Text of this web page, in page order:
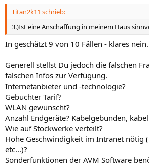
Titan2k11 schrieb:
3.)Ist eine Anschaffung in meinem Haus
In geschätzt 9 von 10 Fällen - klares nein.
Generell stellst Du jedoch die falschen
falschen Infos zur Verfügung.
Internetanbieter und -technologie?
Gebuchter Tarif?
WLAN gewünscht?
Anzahl Endgeräte? Kabelgebunden,
Wie auf Stockwerke verteilt?
Hohe Geschwindigkeit im Intranet nötig
etc...)?
Sonderfunktionen der AVM Software